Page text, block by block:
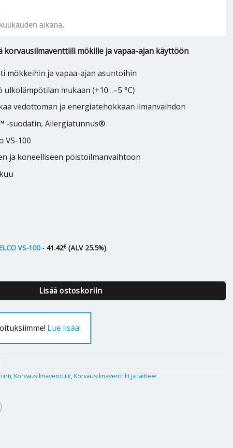
aikana.
korvausilmaventtiili mökille ja vapaa-ajan käyttöön
mökkeihin ja vapaa-ajan asuntoihin
mukaan (+10…–5 °C)
vedottoman ja energiatehokkaan ilmanvaihdon
-suodatin, Allergiatunnus®
VS-100
ja koneelliseen poistoilmanvaihtoon
VS-100- 41.42€ (ALV 25.5%)
MÖKKIVENTTIILI määrä
Lisää ostoskoriin
Lue lisää!
,Korvausilmaventtiilit,Korvausilmaventtilit ja laitteet